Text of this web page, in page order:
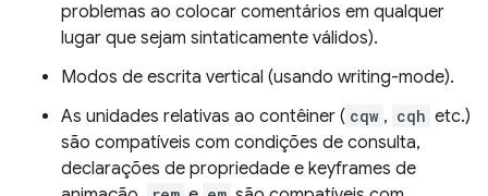
problemas ao colocar comentários em qualquer
lugar que sejam sintaticamente válidos).
Modos de escrita vertical (usando writing-mode).
As unidades relativas ao contêiner ( cqw , cqh etc.)
são compatíveis com condições de consulta,
declarações de propriedade e keyframes de